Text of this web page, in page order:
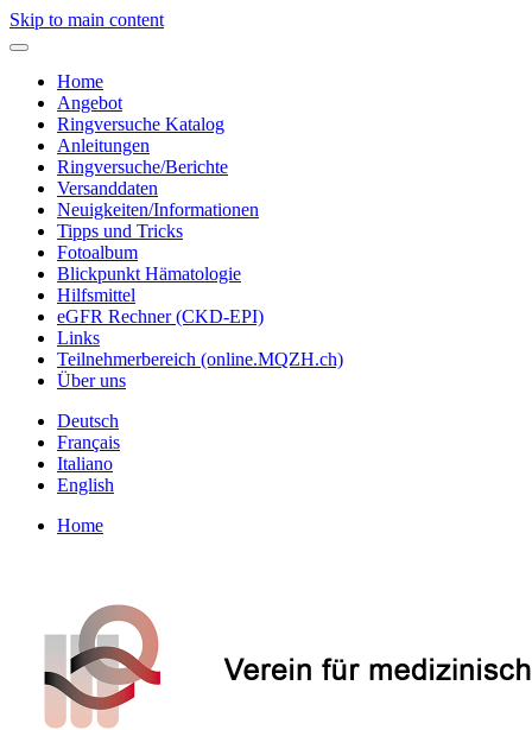
Skip to main content
Home
Angebot
Ringversuche Katalog
Anleitungen
Ringversuche/Berichte
Versanddaten
Neuigkeiten/Informationen
Tipps und Tricks
Fotoalbum
Blickpunkt Hämatologie
Hilfsmittel
eGFR Rechner (CKD-EPI)
Links
Teilnehmerbereich (online.MQZH.ch)
Über uns
Deutsch
Français
Italiano
English
Home